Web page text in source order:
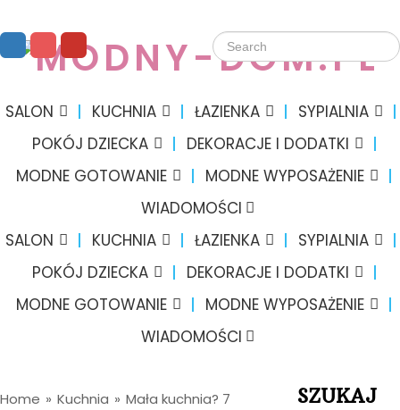
SALON KUCHNIA ŁAZIENKA
SYPIALNIA
POKÓJ DZIECKA
DEKORACJE I DODATKI
MODNE GOTOWANIE
MODNE WYPOSAŻENIE
WIADOMOŚCI
SALON
KUCHNIA ŁAZIENKA
SYPIALNIA
POKÓJ DZIECKA
DEKORACJE I DODATKI
MODNE GOTOWANIE
MODNE WYPOSAŻENIE
WIADOMOŚCI
Home » Kuchnia » Mała kuchnia? 7
SZUKAJ